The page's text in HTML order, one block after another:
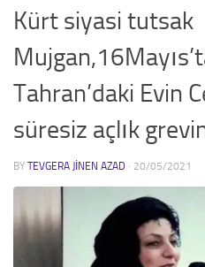
Kürt siyasi tutsak
Tahran’daki Evin
süresiz açlık
BY TEVGERA JINEN AZAD · 20/05/2021